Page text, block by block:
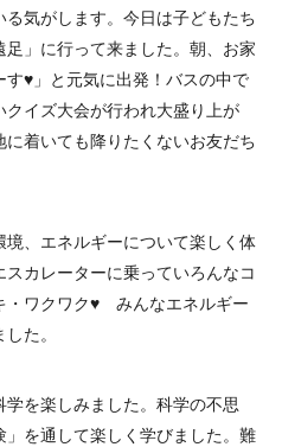
気がします。今日は子どもたち
」に行って来ました。朝、お家
♥」と元気に出発！バスの中で
イズ大会が行われ大盛り上が
着いても降りたくないお友だち
、エネルギーについて楽しく体
カレーターに乗っていろんなコ
ワクワク♥ みんなエネルギー
た。
を楽しみました。科学の不思
を通して楽しく学びました。難